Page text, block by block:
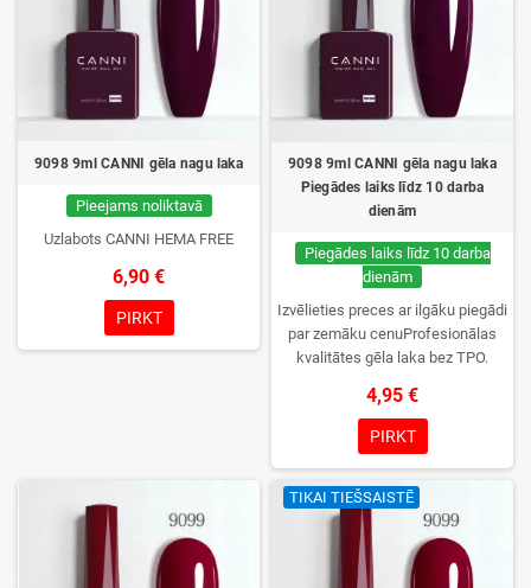
9098 9ml CANNI gēla nagu laka
Pieejams noliktavā
Uzlabots CANNI HEMA FREE
6,90 €
PIRKT
9098 9ml CANNI gēla nagu laka
Piegādes laiks līdz 10 darba
dienām
Piegādes laiks līdz 10 darba
dienām
Izvēlieties preces ar ilgāku piegādi
par zemāku cenuProfesionālas
kvalitātes gēla laka bez TPO.
izvēle, lieliska sacietēšana
UV/LED lampās un ilgstoša
noturība. Katrs flakons iepakots
kastītē – pirmo reizi to atvērsiet
tikai jūs.
4,95 €
PIRKT
TIKAI TIEŠSAISTĒ